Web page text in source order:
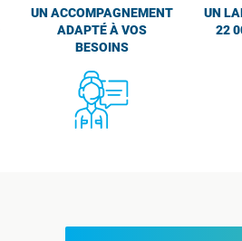
UN ACCOMPAGNEMENT
ADAPTÉ À VOS
BESOINS
UN
22